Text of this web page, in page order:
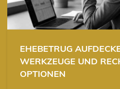
EHEBETRUG
WERKZEUGE UND
OPTIONEN